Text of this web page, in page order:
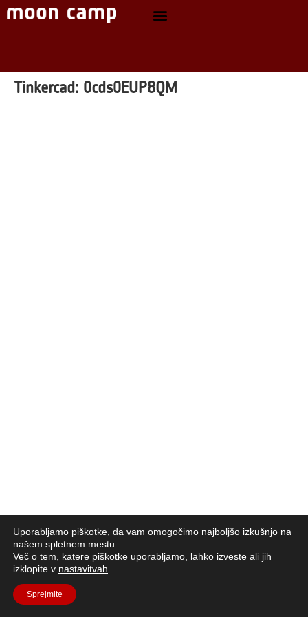
Tinkercad: 0cds0EUP8QM
Uporabljamo piškotke, da vam omogočimo najboljšo izkušnjo na
našem spletnem mestu.
Več o tem, katere piškotke uporabljamo, lahko izveste ali jih
izklopite v nastavitvah
Sprejmite